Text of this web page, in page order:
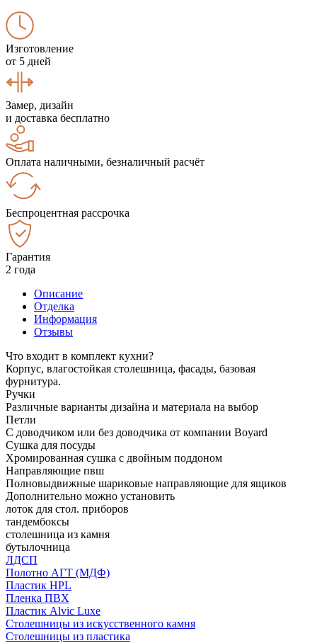
Изготовление
от 5 дней
Замер, дизайн
и доставка бесплатно
Оплата наличными, безналичный расчёт
Беспроцентная рассрочка
Гарантия
2 года
Описание
Отделка
Информация
Отзывы
Что входит в комплект кухни?
Корпус, влагостойкая столешница, фасады, базовая
фурнитура.
Ручки
Различные варианты дизайна и материала на выбор
Петли
С доводчиком или без доводчика от компании Boyard
Сушка для посуды
Хромированная сушка с двойным поддоном
Направляющие пвш
Полновыдвижные шариковые направляющие для ящиков
Дополнительно можно установить
лоток для стол. приборов
тандембоксы
столешница из камня
бутылочница
ЛДСП
Полотно АГТ (МДФ)
Пластик HPL
Пленка ПВХ
Пластик Alvic Luxe
Столешницы из искусственного камня
Столешницы из пластика